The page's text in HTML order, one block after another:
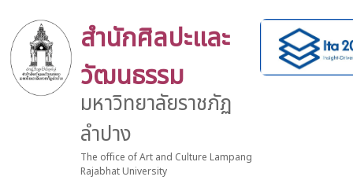
สำนักศิลปะและ
วัฒนธรรม
มหาวิทยาลัยราชภัฏ
ลำปาง
The office of Art and Culture Lampang
Rajabhat University